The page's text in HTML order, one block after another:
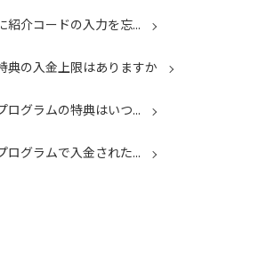
紹介コードの入力を忘...
典の入金上限はありますか
ログラムの特典はいつ...
ログラムで入金された...